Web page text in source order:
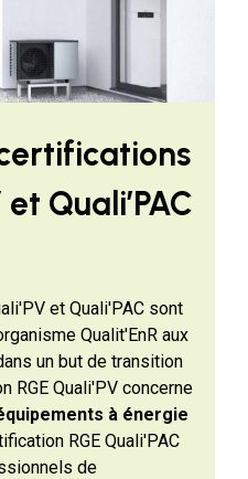
et Quali’PAC
et Quali'PAC sont
Qualit'EnR aux
un but de transition
RGE Quali'PV concerne
à énergie
RGE Quali'PAC
de